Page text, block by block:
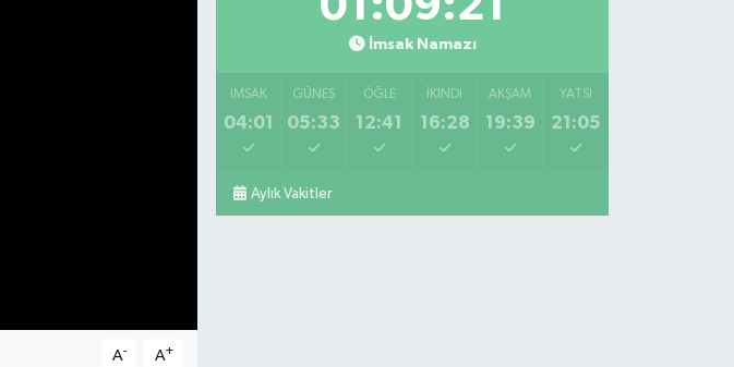
A- A+
İmsak Namazı
İMSAK
04:01
GÜNEŞ
05:33
ÖĞLE
12:41
İKINDI
16:28
AKŞAM
19:39
YATSI
21:05
Aylık Vakitler